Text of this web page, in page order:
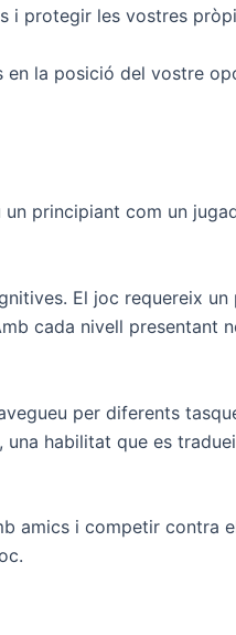
i protegir les vostres
la posició del vostre
un principiant com un
El joc requereix un
cada nivell presentant
per diferents
una habilitat que es
amics i competir contra